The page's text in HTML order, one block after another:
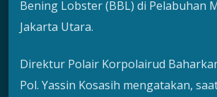
Bening Lobster (BBL) di Pelabuhan
Jakarta Utara.
Direktur Polair Korpolairud
Pol. Yassin Kosasih mengatakan,